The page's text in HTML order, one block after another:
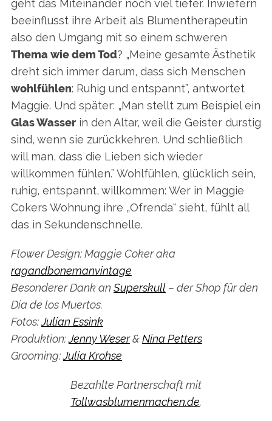
geht das Miteinander noch viel tiefer. Inwiefern
beeinflusst ihre Arbeit als Blumentherapeutin
also den Umgang mit so einem schweren
Thema wie dem Tod? „Meine gesamte Ästhetik
dreht sich immer darum, dass sich Menschen
wohlfühlen: Ruhig und entspannt”, antwortet
Maggie. Und später: „Man stellt zum Beispiel ein
Glas Wasserin den Altar, weil die Geister durstig
sind, wenn sie zurückkehren. Und schließlich
will man, dass die Lieben sich wieder
willkommen fühlen.” Wohlfühlen, glücklich sein,
ruhig, entspannt, willkommen: Wer in Maggie
Cokers Wohnung ihre „Ofrenda“ sieht, fühlt all
das in Sekundenschnelle.
Flower Design: Maggie Coker aka
ragandbonemanvintage
Besonderer Dank an Superskull– der Shop für den
Día de los Muertos.
Fotos:Julian Essink
Produktion:Jenny Weser&Nina Petters
Grooming:Julia Krohse
Bezahlte Partnerschaft mit
Tollwasblumenmachen.de.